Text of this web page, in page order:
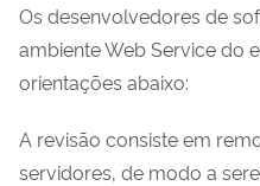
Os desenvolvedores de
ambiente Web Service do
orientações abaixo:
A revisão consiste em
servidores, de modo a